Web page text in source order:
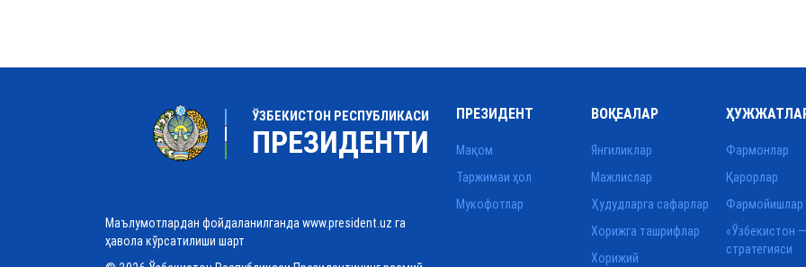
ЎЗБЕКИСТОН РЕСПУБЛИКАСИ
ПРЕЗИДЕНТИ
Маълумотлардан фойдаланилганда www.president.uz га
ҳавола кўрсатилиши шарт
ПРЕЗИДЕНТ
Мақом
Таржимаи ҳол
Мукофотлар
ВОҚЕАЛАР
Янгиликлар
Мажлислар
Ҳудудларга сафарлар
Хорижга ташрифлар
Хорижий
Фармонлар
Қарорлар
Фармойишлар
«Ўзбекистон
стратегияси